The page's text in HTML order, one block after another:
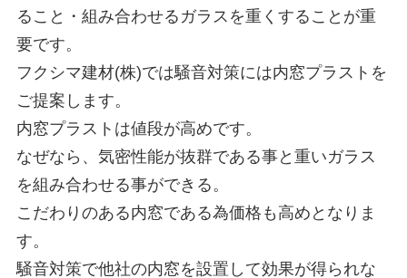
ること・組み合わせるガラスを重くすることが重
要です。
フクシマ建材(株)では騒音対策には内窓プラストを
ご提案します。
内窓プラストは値段が高めです。
なぜなら、気密性能が抜群である事と重いガラス
を組み合わせる事ができる。
こだわりのある内窓である為価格も高めとなりま
す。
騒音対策で他社の内窓を設置して効果が得られな